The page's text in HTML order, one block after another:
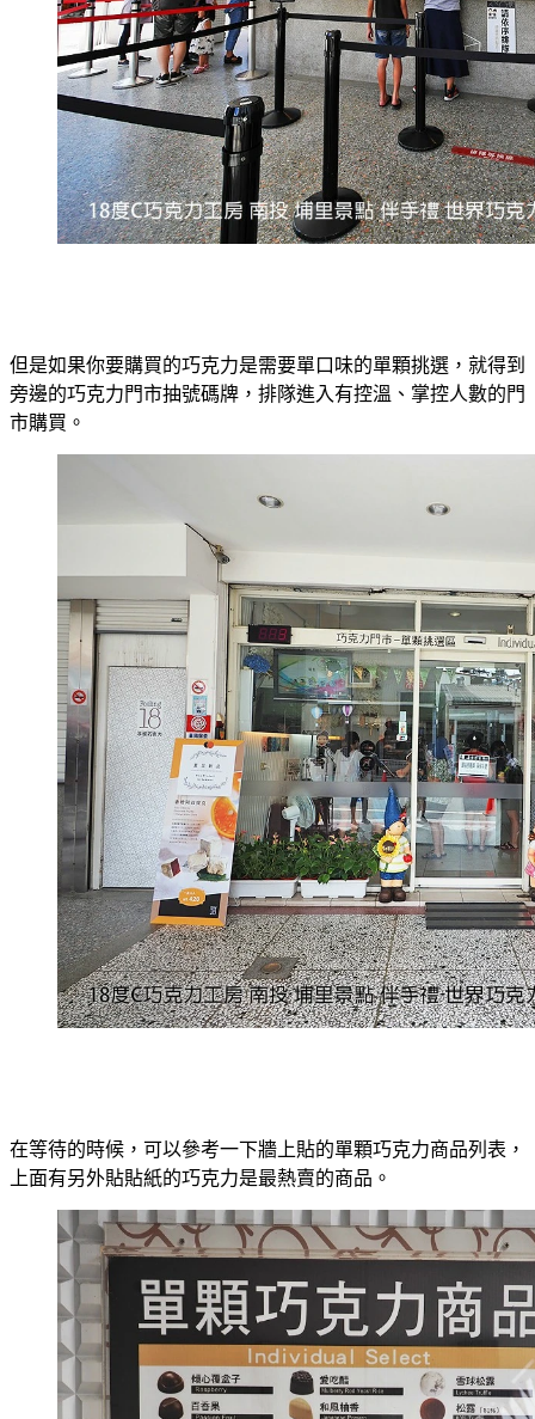
但是如果你要購買的巧克力是需要單口味的單顆挑選，就得到
旁邊的巧克力門市抽號碼牌，排隊進入有控溫、掌控人數的門
市購買。
在等待的時候，可以參考一下牆上貼的單顆巧克力商品列表，
上面有另外貼貼紙的巧克力是最熱賣的商品。